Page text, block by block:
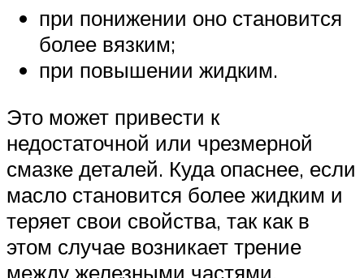
при понижении оно становится
более вязким;
при повышении жидким.
Это может привести к
недостаточной или чрезмерной
смазке деталей. Куда опаснее, если
масло становится более жидким и
теряет свои свойства, так как в
этом случае возникает трение
между железными частями,